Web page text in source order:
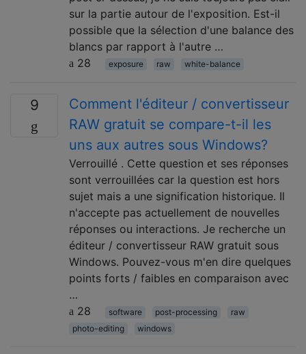
sur la partie autour de l'exposition. Est-il
possible que la sélection d'une balance des
blancs par rapport à l'autre …
28
exposure raw white-balance
9
Comment l'éditeur / convertisseur
RAW gratuit se compare-t-il les
uns aux autres sous Windows?
Verrouillé . Cette question et ses réponses
sont verrouillées car la question est hors
sujet mais a une signification historique. Il
n'accepte pas actuellement de nouvelles
réponses ou interactions. Je recherche un
éditeur / convertisseur RAW gratuit sous
Windows. Pouvez-vous m'en dire quelques
points forts / faibles en comparaison avec
…
28
software post-processing
raw
photo-editing
windows